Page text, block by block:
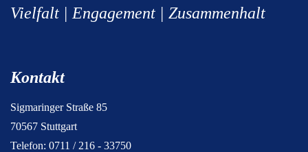
Vielfalt | Engagement | Zusammenhalt
Kontakt
Sigmaringer Straße 85
70567 Stuttgart
Telefon: 0711 / 216 - 33750